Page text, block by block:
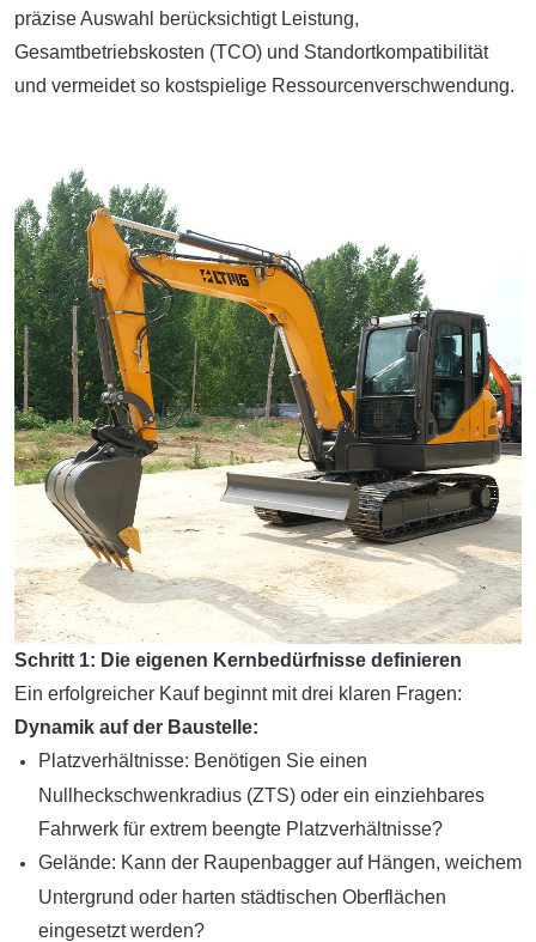
präzise Auswahl berücksichtigt Leistung,
Gesamtbetriebskosten (TCO) und Standortkompatibilität
und vermeidet so kostspielige Ressourcenverschwendung.
Schritt 1: Die eigenen Kernbedürfnisse definieren
Ein erfolgreicher Kauf beginnt mit drei klaren Fragen:
Dynamik auf der Baustelle:
Platzverhältnisse: Benötigen Sie einen
Nullheckschwenkradius (ZTS) oder ein einziehbares
Fahrwerk für extrem beengte Platzverhältnisse?
Gelände: Kann der Raupenbagger auf Hängen, weichem
Untergrund oder harten städtischen Oberflächen
eingesetzt werden?